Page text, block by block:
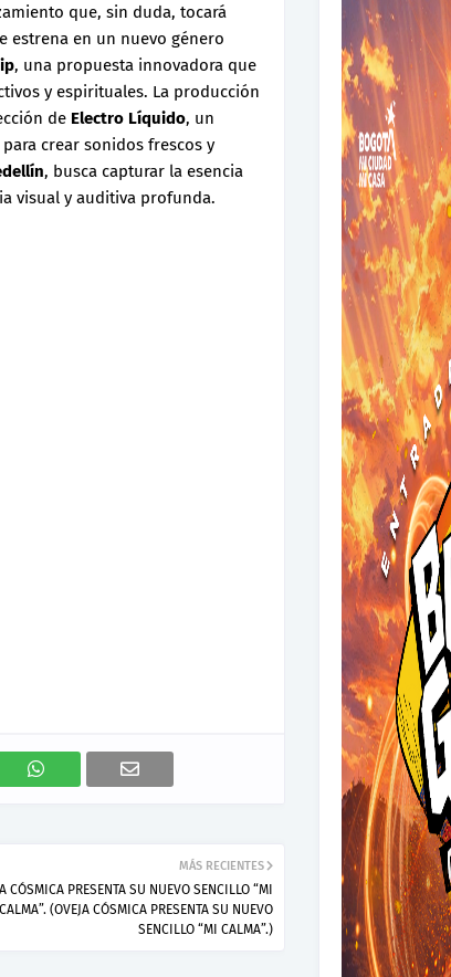
que, sin duda, tocará
estrena en un nuevo género
, una propuesta innovadora que
y espirituales. La producción
de Electro Líquido, un
crear sonidos frescos y
, busca capturar la esencia
visual y auditiva profunda.
MÁS RECIENTES
CÓSMICA PRESENTA SU NUEVO SENCILLO “MI
CALMA”. (OVEJA CÓSMICA PRESENTA SU NUEVO
SENCILLO “MI CALMA”.)